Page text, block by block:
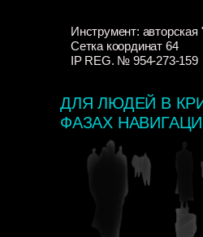
Инструмент: авторская
Сетка координат 64
IP REG. № 954-273-159
ДЛЯ ЛЮДЕЙ В
ФАЗАХ